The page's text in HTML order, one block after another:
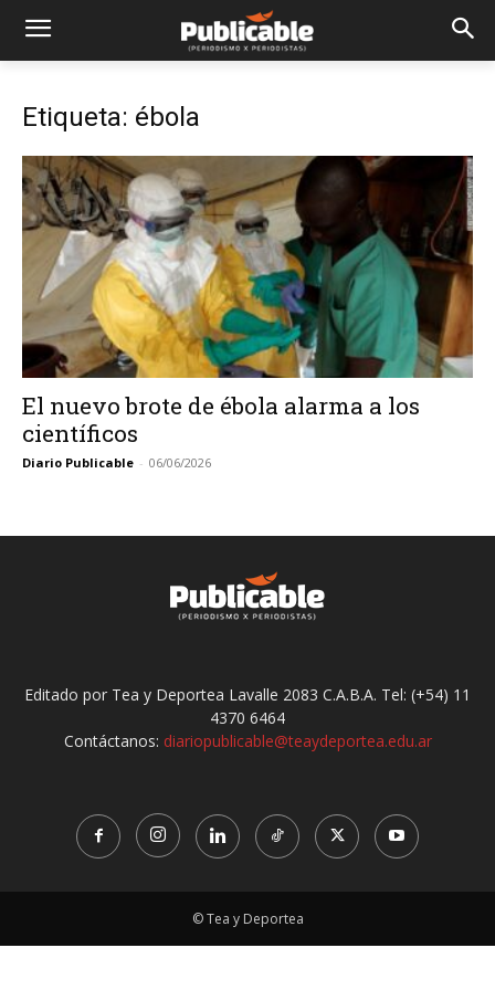
Etiqueta: ébola
El nuevo brote de ébola alarma a los
científicos
Diario Publicable - 06/06/2026
Editado por Tea y Deportea Lavalle 2083 C.A.B.A. Tel: (+54) 11
4370 6464
Contáctanos: diariopublicable@teaydeportea.edu.ar
© Tea y Deportea